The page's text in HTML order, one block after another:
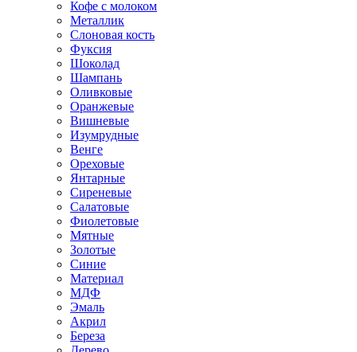
Кофе с молоком
Металлик
Слоновая кость
Фуксия
Шоколад
Шампань
Оливковые
Оранжевые
Вишневые
Изумрудные
Венге
Ореховые
Янтарные
Сиреневые
Салатовые
Фиолетовые
Мятные
Золотые
Синие
Материал
МДФ
Эмаль
Акрил
Береза